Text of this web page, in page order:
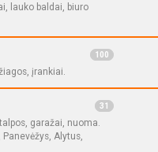
lauko baldai, biuro
100
įrankiai.
31
garažai, nuoma.
Alytus,